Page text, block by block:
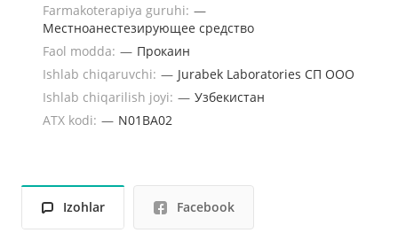
Farmakoterapiya guruhi: —
Местноанестезирующее средство
Faol modda: — Прокаин
Ishlab chiqaruvchi: — Jurabek Laboratories СП ООО
Ishlab chiqarilish joyi: — Узбекистан
ATX kodi: — N01BA02
Izohlar Facebook